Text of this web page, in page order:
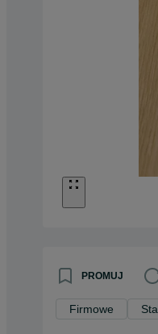
PROMUJ
Firmowe